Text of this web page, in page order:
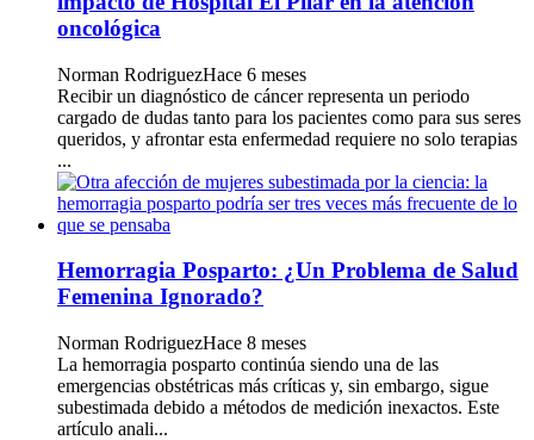
oncológica
Norman RodriguezHace 6 meses
Recibir un diagnóstico de cáncer representa un periodo
cargado de dudas tanto para los pacientes como para sus seres
queridos, y afrontar esta enfermedad requiere no solo terapias
...
Hemorragia Posparto: ¿Un Problema de Salud
Femenina Ignorado?
Norman RodriguezHace 8 meses
La hemorragia posparto continúa siendo una de las
emergencias obstétricas más críticas y, sin embargo, sigue
subestimada debido a métodos de medición inexactos. Este
artículo anali...